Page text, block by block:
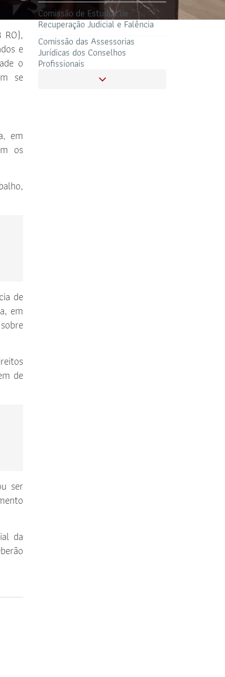
e
o
se
em
os
de
em
de
ser
da
CORONAVIRUS
SALAS DE APOIO
AO ADVOGADO
Comissão das Assessorias
Jurídicas dos Conselhos
Profissionais
Comissão de Direito Bancário
Comissão de Direito Digital e